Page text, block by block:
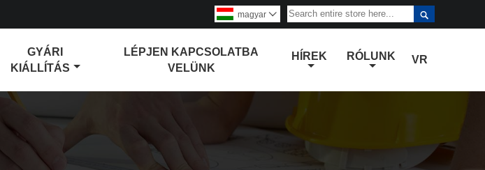

magyar 
GYÁRI
KIÁLLÍTÁS
LÉPJEN KAPCSOLATBA
VELÜNK
HÍREK RÓLUNK VR